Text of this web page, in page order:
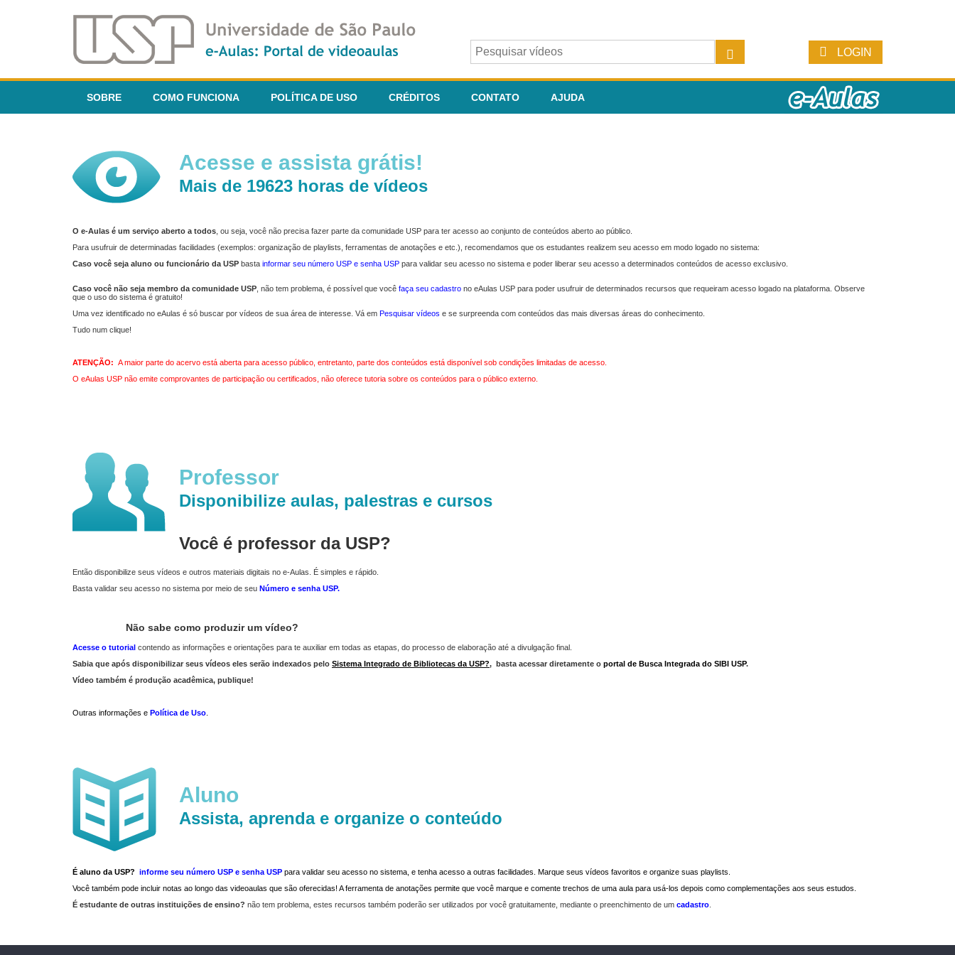
LOGIN
SOBRE COMO FUNCIONA POLÍTICA DE USO CRÉDITOS CONTATO AJUDA
Acesse e assista grátis!
Mais de 19623 horas de vídeos
O e-Aulas é um serviço aberto a todos , ou seja, você não precisa fazer parte da comunidade USP para ter acesso ao conjunto de conteúdos aberto ao público.
Para usufruir de determinadas facilidades (exemplos: organização de playlists, ferramentas de anotações e etc.), recomendamos que os estudantes realizem seu acesso em modo logado no sistema:
Caso você seja aluno ou funcionário da USP basta informar seu número USP e senha USP para validar seu acesso no sistema e poder liberar seu acesso a determinados conteúdos de acesso exclusivo.
Caso você não seja membro da comunidade USP , não tem problema, é possível que você faça seu cadastro no eAulas USP para poder usufruir de determinados recursos que requeiram acesso logado na plataforma. Observe
que o uso do sistema é gratuito!
Uma vez identificado no eAulas é só buscar por vídeos de sua área de interesse. Vá em Pesquisar vídeos e se surpreenda com conteúdos das mais diversas áreas do conhecimento.
Tudo num clique!
ATENÇÃO: A maior parte do acervo está aberta para acesso público, entretanto, parte dos conteúdos está disponível sob condições limitadas de acesso.
O eAulas USP não emite comprovantes de participação ou certificados, não oferece tutoria sobre os conteúdos para o público externo.
Professor
Disponibilize aulas, palestras e cursos
Você é professor da USP?
Então disponibilize seus vídeos e outros materiais digitais no e-Aulas. É simples e rápido.
Basta validar seu acesso no sistema por meio de seu Número e senha USP.
Não sabe como produzir um vídeo?
Acesse o tutorial contendo as informações e orientações para te auxiliar em todas as etapas, do processo de elaboração até a divulgação final.
Sabia que após disponibilizar seus vídeos eles serão indexados pelo Sistema Integrado de Bibliotecas da USP?, basta acessar diretamente o portal de Busca Integrada do SIBI USP.
Vídeo também é produção acadêmica, publique!
Outras informações e Política de Uso
Aluno
Assista, aprenda e organize o conteúdo
É aluno da USP? informe seu número USP e senha USP para validar seu acesso no sistema, e tenha acesso a outras facilidades. Marque seus vídeos favoritos e organize suas playlists.
Você também pode incluir notas ao longo das videoaulas que são oferecidas! A ferramenta de anotações permite que você marque e comente trechos de uma aula para usá-los depois como complementações aos seus estudos.
É estudante de outras instituições de ensino? não tem problema, estes recursos também poderão ser utilizados por você gratuitamente, mediante o preenchimento de um cadastro